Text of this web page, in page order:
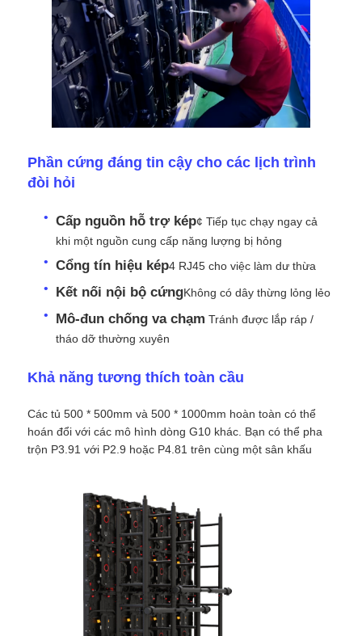
Yêu cầu báo giá
Màn hình treo tường LED
Thuê màn hình LED sân khấu
Tường video LED COB
Màn hình LED trong suốt
Bảng hiển thị LED ngoài trời
biển quảng cáo led ngoài trời
Phần cứng đáng tin cậy cho các lịch trình
đòi hỏi
Cấp nguồn hỗ trợ kép¢ Tiếp tục chạy ngay cả
khi một nguồn cung cấp năng lượng bị hỏng
Cổng tín hiệu kép4 RJ45 cho việc làm dư thừa
Kết nối nội bộ cứngKhông có dây thừng lỏng lẻo
Mô-đun chống va chạm ️ Tránh được lắp ráp /
tháo dỡ thường xuyên
Khả năng tương thích toàn cầu
Các tủ 500 * 500mm và 500 * 1000mm hoàn toàn có thể
hoán đổi với các mô hình dòng G10 khác. Bạn có thể pha
trộn P3.91 với P2.9 hoặc P4.81 trên cùng một sân khấu